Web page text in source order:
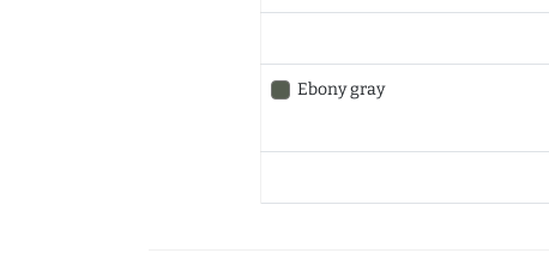
Ebony gray